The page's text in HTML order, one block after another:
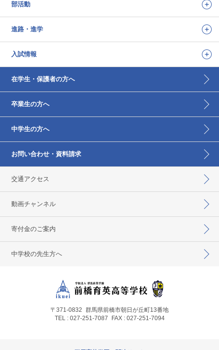
部活動
進路・進学
入試情報
在学生・保護者の方へ
卒業生の方へ
中学生の方へ
お問い合わせ・資料請求
交通アクセス
動画チャンネル
寄付金のご案内
中学校の先生方へ
〒371-0832 群馬県前橋市朝日が丘町13番地
TEL : 027-251-7087
FAX : 027-251-7094